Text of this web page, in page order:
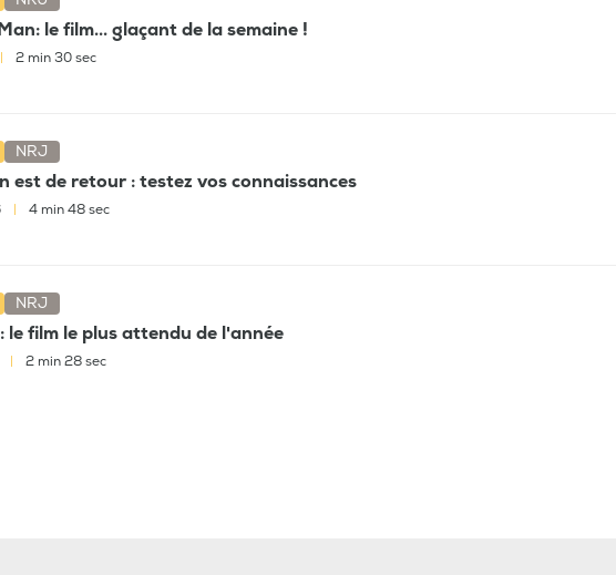
le film... glaçant de la semaine !
2 min 30 sec
NRJ
est de retour : testez vos connaissances
4 min 48 sec
NRJ
le film le plus attendu de l'année
2 min 28 sec